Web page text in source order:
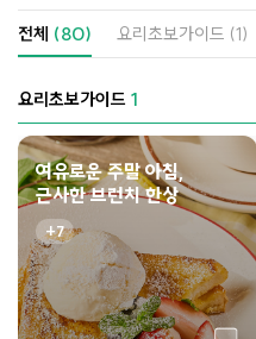
전체 (80) 요리초보가이드 (1)
요리초보가이드 1
여유로운 주말 아침,
근사한 브런치 한상
7